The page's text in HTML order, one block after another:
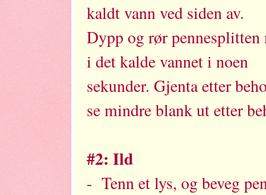
kaldt vann ved siden av.
Dypp og rør pennesplitten
i det kalde vannet i noen
sekunder. Gjenta etter
se mindre blank ut etter
#2: Ild
- Tenn et lys, og beveg